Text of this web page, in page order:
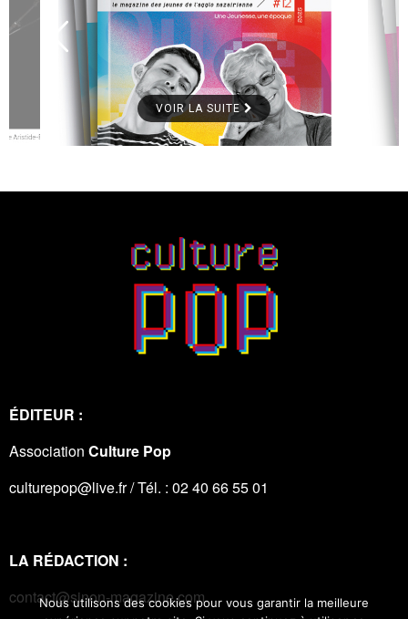
VOIR LA SUITE
ÉDITEUR :
Association Culture Pop
culturepop@live.fr / Tél. : 02 40 66 55 01
LA RÉDACTION :
contact@sinon-magazine.com
Nous utilisons des cookies pour vous garantir la meilleure